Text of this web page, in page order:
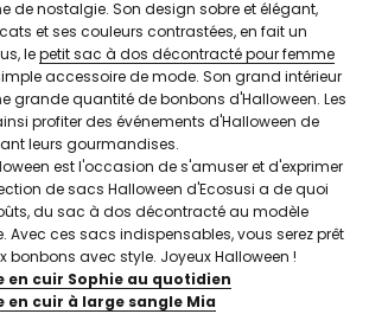
de nostalgie. Son design sobre et élégant,
et ses couleurs contrastées, en fait un
lepetit sac à dos décontracté pour femme
accessoire de mode. Son grand intérieur
grande quantité de bonbons d'Halloween. Les
profiter des événements d'Halloween de
leurs gourmandises.
est l'occasion de s'amuser et d'exprimer
de sacs Halloween d'Ecosusi a de quoi
du sac à dos décontracté au modèle
Avec ces sacs indispensables, vous serez prêt
bonbons avec style. Joyeux Halloween !
en cuir Sophie au quotidien
en cuir à large sangle Mia